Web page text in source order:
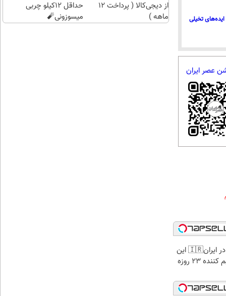
تخیلی
عصر ایران
برای اولین بار در ایران🇮🇷 این
دکتر کرم ترمیم کننده 23 روزه
از دیجی‌کالا ( پرداخت 12
ماهه )
حداقل 12کیلو چربی
میسوزونی🧨